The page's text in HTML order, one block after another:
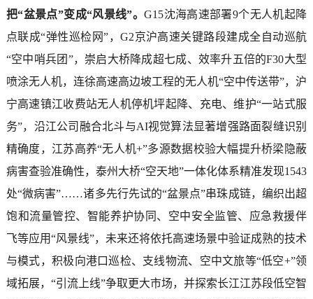
把“盆景点”变成“风景线”。G15沈海高速部署9个无人机起降
点联成“弹性巡检网”，G2京沪高速关键路段建成全自动巡航
“空中哨兵团”，崇启大桥降成超七成、效率升五倍的F30大型
喷涂无人机，连徐高速高边坡工程的无人机“空中传送带”，沪
宁高速镇江收费站无人机停机坪起降、充电、维护“一站式服
务”，沿江公司融合北斗与AI视觉算法显著增强路面裂缝识别
精确度，江苏高养“无人机+”多源数据校验大幅提升桥梁隐蔽
病害查验准确性，泰州大桥“空天地”一体化体系精准发现1543
处“微病害”……诸多先行先试的“盆景点”串珠成链，编织出超
饱和流量管控、智能养护协同、空中安全监管、应急救援伴
飞等应用“风景线”，未来还将依托高速场景中验证成熟的技术
与模式，积极向港口巡检、支线物流、空中文旅等“低空+”领
域拓展，“引流上线”争取更大市场，并探索长江江苏段低空智